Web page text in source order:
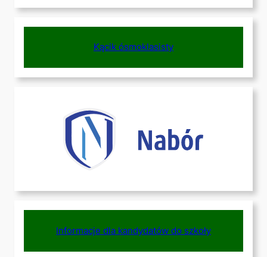
Kącik ósmoklasisty
Informacje dla kandydatów do szkoły